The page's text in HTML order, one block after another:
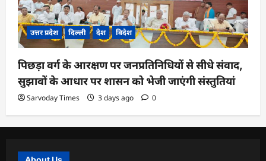
उत्तर प्रदेश दिल्ली देश विदेश
पिछड़ा वर्ग के आरक्षण पर जनप्रतिनिधियों से सीधे संवाद,
सुझावों के आधार पर शासन को भेजी जाएंगी संस्तुतियां
Sarvoday Times 3 days ago 0